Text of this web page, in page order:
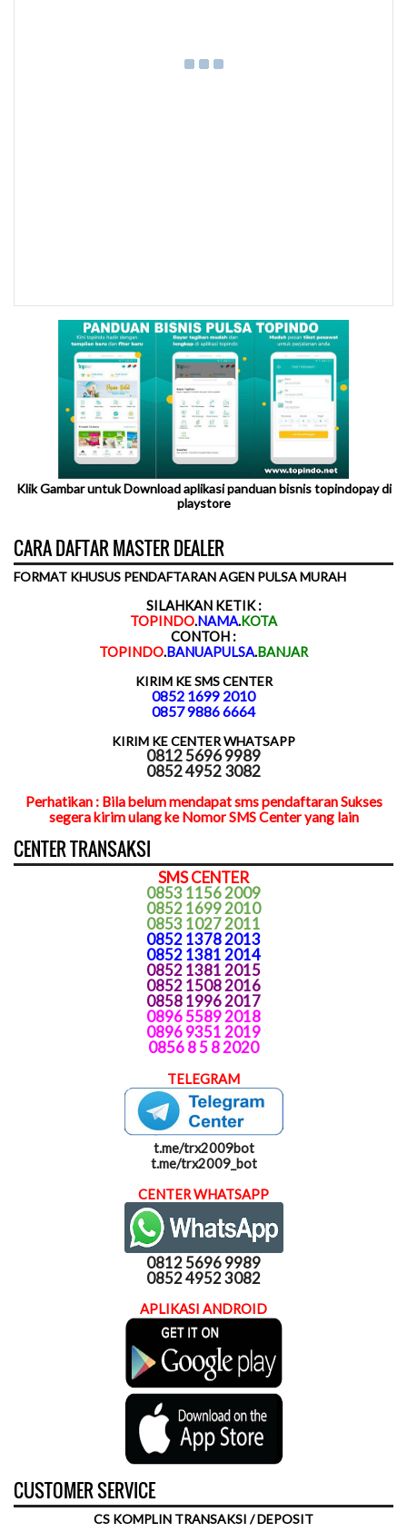
Klik Gambar untuk Download aplikasi panduan bisnis topindopay di
playstore
CARA DAFTAR MASTER DEALER
FORMAT KHUSUS PENDAFTARAN AGEN PULSA MURAH
SILAHKAN KETIK :
TOPINDO.NAMA.KOTA
CONTOH :
TOPINDO.BANUAPULSA.BANJAR
KIRIM KE SMS CENTER
0852 1699 2010
0857 9886 6664
KIRIM KE CENTER WHATSAPP
0812 5696 9989
0852 4952 3082
Perhatikan : Bila belum mendapat sms pendaftaran Sukses
segera kirim ulang ke Nomor SMS Center yang lain
CENTER TRANSAKSI
SMS CENTER
0853 1156 2009
0852 1699 2010
0853 1027 2011
0852 1378 2013
0852 1381 2014
0852 1381 2015
0852 1508 2016
0858 1996 2017
0896 5589 2018
0896 9351 2019
0856 8 5 8 2020
TELEGRAM
t.me/trx2009bot
t.me/trx2009_bot
CENTER WHATSAPP
0812 5696 9989
0852 4952 3082
APLIKASI ANDROID
CUSTOMER SERVICE
CS KOMPLIN TRANSAKSI / DEPOSIT